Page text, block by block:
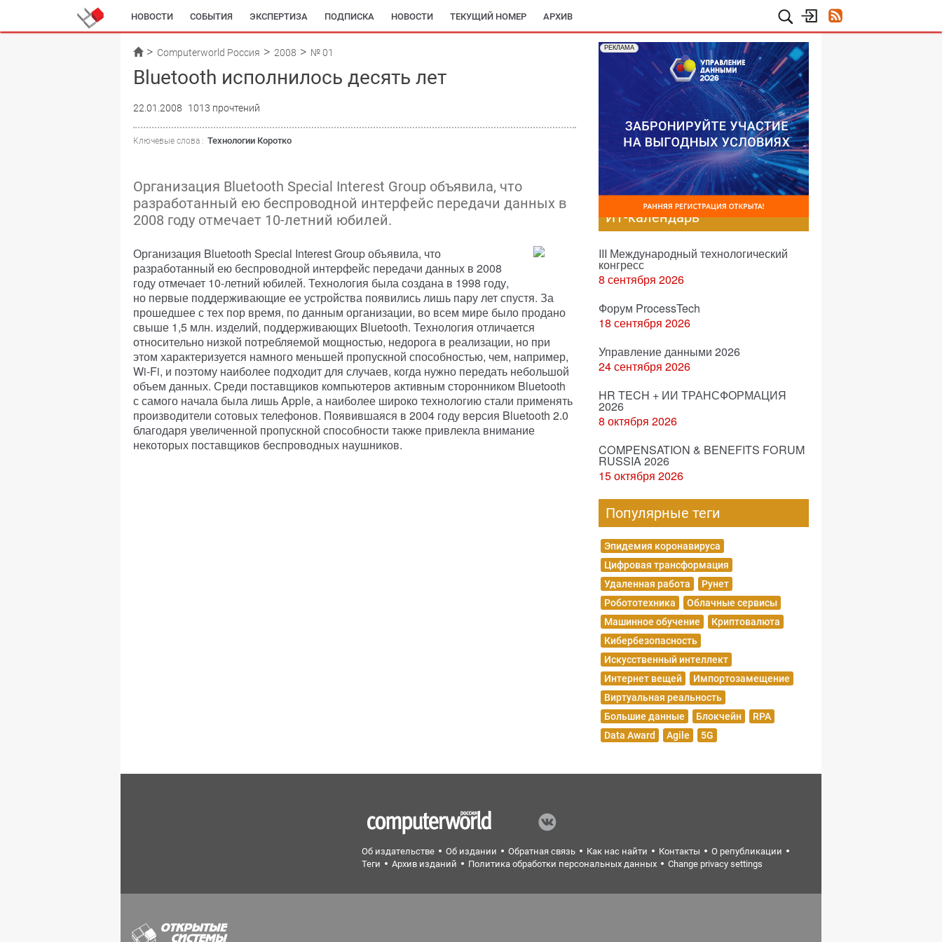
НОВОСТИ СОБЫТИЯ ЭКСПЕРТИЗА ПОДПИСКА НОВОСТИ ТЕКУЩИЙ НОМЕР АРХИВ
Computerworld Россия 2008 № 01
Bluetooth исполнилось десять лет
22.01.2008 1013 прочтений
Ключевые слова : Технологии Коротко
Организация Bluetooth Special Interest Group объявила, что
разработанный ею беспроводной интерфейс передачи данных в
2008 году отмечает 10-летний юбилей.
Организация Bluetooth Special Interest Group объявила, что
разработанный ею беспроводной интерфейс передачи данных в 2008
году отмечает 10-летний юбилей. Технология была создана в 1998 году,
но первые поддерживающие ее устройства появились лишь пару лет спустя. За
прошедшее с тех пор время, по данным организации, во всем мире было продано
свыше 1,5 млн. изделий, поддерживающих Bluetooth. Технология отличается
относительно низкой потребляемой мощностью, недорога в реализации, но при
этом характеризуется намного меньшей пропускной способностью, чем, например,
Wi-Fi, и поэтому наиболее подходит для случаев, когда нужно передать небольшой
объем данных. Среди поставщиков компьютеров активным сторонником Bluetooth
с самого начала была лишь Apple, а наиболее широко технологию стали применять
производители сотовых телефонов. Появившаяся в 2004 году версия Bluetooth 2.0
благодаря увеличенной пропускной способности также привлекла внимание
некоторых поставщиков беспроводных наушников.
РЕКЛАМА
ИТ-календарь
III Международный технологический
конгресс
8 сентября 2026
Форум ProcessTech
18 сентября 2026
Управление данными 2026
24 сентября 2026
HR TECH + ИИ ТРАНСФОРМАЦИЯ
2026
8 октября 2026
COMPENSATION & BENEFITS FORUM
RUSSIA 2026
15 октября 2026
Популярные теги
Эпидемия коронавируса
Цифровая трансформация
Удаленная работа
Рунет
Робототехника
Облачные сервисы
Машинное обучение
Криптовалюта
Кибербезопасность
Искусственный интеллект
Интернет вещей
Импортозамещение
Виртуальная реальность
Большие данные
Блокчейн
RPA
Data Award
Agile 5G
Об издательстве Об издании Обратная связь Как нас найти Контакты
О републикации
Теги
Архив изданий Политика обработки персональных данных Change privacy settings